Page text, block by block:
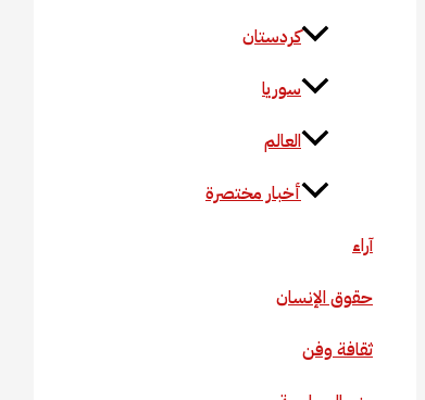
كردستان
سوريا
العالم
أخبار مختصرة
آراء
حقوق الإنسان
ثقافة وفن